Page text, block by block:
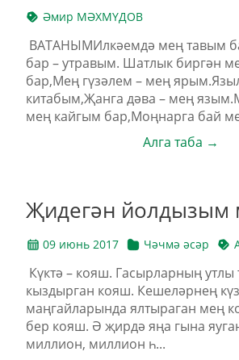
Әмир МӘХМҮДОВ
ВАТАНЫМИлкәемдә мең тавым
бар – утравым. Шатлык биргән
бар,Мең гүзәлем – мең
китабым,Җанга дәва – мең
мең кайгым бар,Моңнарга бай
Алга таба →
Җидегән йолдызым
09 июнь 2017 Чәчмә әсәр
Күктә – кояш. Гасырларның утлы
кыздырган кояш. Кешеләрнең
маңгайларында ялтыраган мең
бер кояш. Ә җирдә яңа гына
миллион, миллион һ...